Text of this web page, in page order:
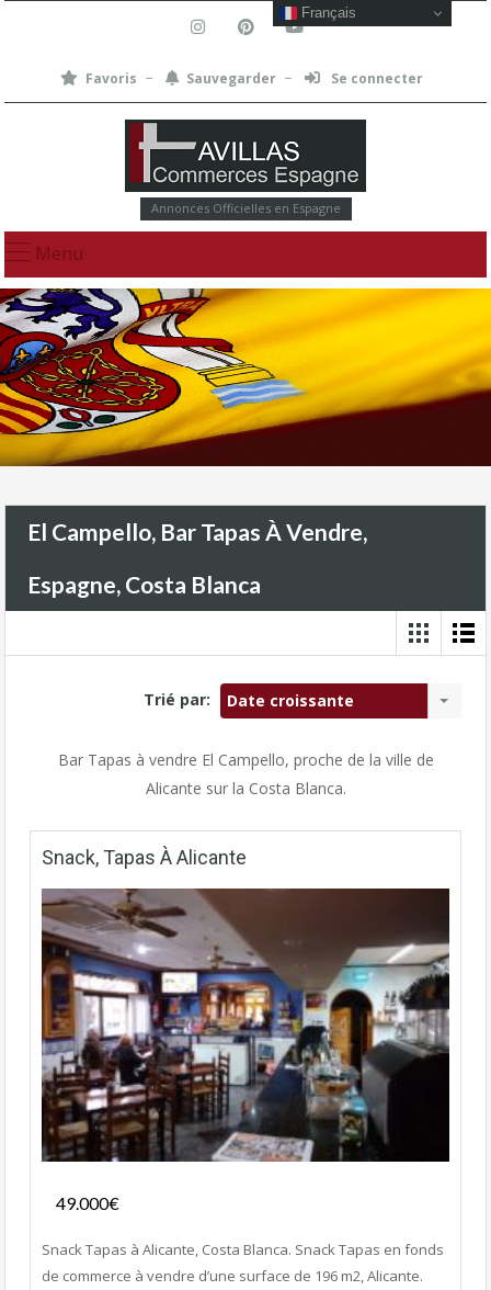
Favoris Sauvegarder Se connecter
Annonces Officielles en Espagne
Menu
El Campello, Bar Tapas À Vendre,
Espagne, Costa Blanca
Trié par: Date croissante
Bar Tapas à vendre El Campello, proche de la ville de
Alicante sur la Costa Blanca.
Snack, Tapas À Alicante
Fonds de commerce
49.000€
Snack Tapas à Alicante, Costa Blanca. Snack Tapas en fonds
de commerce à vendre d’une surface de 196 m2, Alicante.
Français